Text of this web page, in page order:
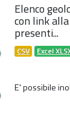
Elenco
con link
presenti...
CSV Excel
E' possibile